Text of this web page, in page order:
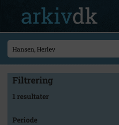
Filtrering
1 resultater
Periode